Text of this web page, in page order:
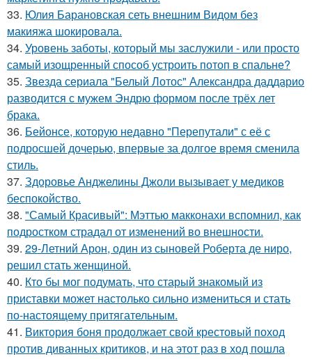
33. Юлия Барановская сеть внешним Видом без
макияжа шокировала.
34. Уровень заботы, который мы заслужили - или просто
самый изощренный способ устроить потоп в спальне?
35. Звезда сериала "Белый Лотос" Александра даддарио
разводится с мужем Эндрю формом после трёх лет
брака.
36. Бейонсе, которую недавно "Перепутали" с её с
подросшей дочерью, впервые за долгое время сменила
стиль.
37. Здоровье Анджелины Джоли вызывает у медиков
беспокойство.
38. "Самый Красивый": Мэттью макконахи вспомнил, как
подростком страдал от изменений во внешности.
39. 29-Летний Арон, один из сыновей Роберта де ниро,
решил стать женщиной.
40. Кто бы мог подумать, что старый знакомый из
приставки может настолько сильно измениться и стать
по-настоящему притягательным.
41. Виктория боня продолжает свой крестовый поход
против диванных критиков, и на этот раз в ход пошла